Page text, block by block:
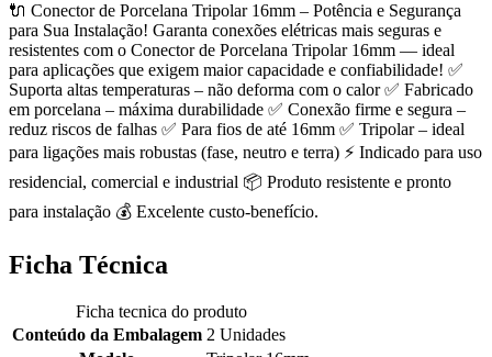
🔌 Conector de Porcelana Tripolar 16mm – Potência e Segurança
para Sua Instalação! Garanta conexões elétricas mais seguras e
resistentes com o Conector de Porcelana Tripolar 16mm — ideal
para aplicações que exigem maior capacidade e confiabilidade! ✅
Suporta altas temperaturas – não deforma com o calor ✅ Fabricado
em porcelana – máxima durabilidade ✅ Conexão firme e segura –
reduz riscos de falhas ✅ Para fios de até 16mm ✅ Tripolar – ideal
para ligações mais robustas (fase, neutro e terra) ⚡ Indicado para uso
residencial, comercial e industrial 📦 Produto resistente e pronto
para instalação 💰 Excelente custo-benefício.
Ficha Técnica
Ficha tecnica do produto
Conteúdo da Embalagem 2 Unidades